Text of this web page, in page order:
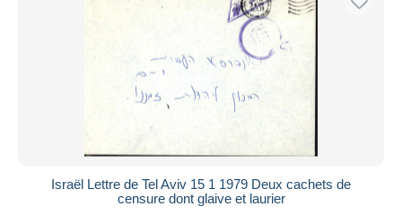
Israël Lettre de Tel Aviv 15 1 1979 Deux cachets de
censure dont glaive et laurier